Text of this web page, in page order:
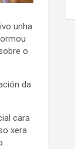
unha
o
da
cara
xera